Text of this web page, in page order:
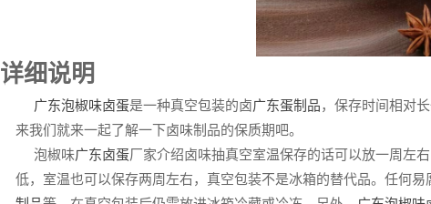
详细说明
广东泡椒味卤蛋是一种真空包装的卤广东蛋制品，保存时间相对
来我们就来一起了解一下卤味制品的保质期吧。
泡椒味广东卤蛋厂家介绍卤味抽真空室温保存的话可以放一周左
低，室温也可以保存两周左右，真空包装不是冰箱的替代品。任何